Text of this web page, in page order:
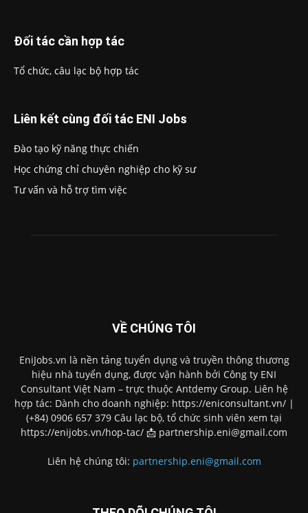
Đối tác cần hợp tác
Tổ chức, câu lạc bộ hợp tác
Liên kết cùng đối tác ENI Jobs
Đào tạo kỹ năng thực chiến
Học chứng chỉ chuyên nghiệp cho kỹ sư
Tư vấn và hỗ trợ tìm việc
VỀ CHÚNG TÔI
EniJobs.vn là nền tảng tuyển dụng và truyền thông thương
hiệu nhà tuyển dụng, được vận hành bởi Công ty ENI
Consultant Việt Nam – trực thuộc Antdemy Group. Liên hệ
hợp tác: Dành cho doanh nghiệp: https://eniconsultant.vn/ |
(+84) 0906 657 379 Câu lạc bộ, tổ chức sinh viên xem tại
https://enijobs.vn/hop-tac/ 📩 partnership.eni@gmail.com
Liên hệ chúng tôi: partnership.eni@gmail.com